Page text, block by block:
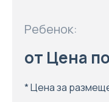
Ребенок:
от Цена
* Цена за